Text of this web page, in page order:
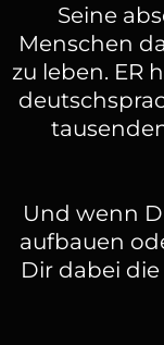
Seine
Menschen
zu leben. ER
Und wenn
aufbauen
Dir dabei